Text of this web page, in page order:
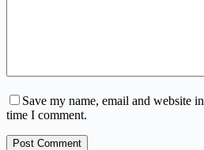
Save my name, email and website
time I comment.
Post Comment